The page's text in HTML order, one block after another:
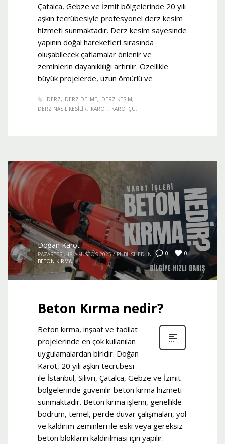
Çatalca, Gebze ve İzmit bölgelerinde 20 yılı
aşkın tecrübesiyle profesyonel derz kesim
hizmeti sunmaktadır. Derz kesim sayesinde
yapının doğal hareketleri sırasında
oluşabilecek çatlamalar önlenir ve
zeminlerin dayanıklılığı artırılır. Özellikle
büyük projelerde, uzun ömürlü ve
DERZ DERZ DELME
DERZ KESIM
DERZ NASIL KESILIR
KAROT KAROTÇU
0 0
Doğan Karot
PAZARTESI, 18 AĞUSTOS 2025 / PUBLISHED IN
BETON KIRMA
Beton Kırma nedir?
Beton kırma, inşaat ve tadilat
projelerinde en çok kullanılan
uygulamalardan biridir. Doğan
Karot, 20 yılı aşkın tecrübesi
ile İstanbul, Silivri, Çatalca, Gebze ve İzmit
bölgelerinde güvenilir beton kırma hizmeti
sunmaktadır. Beton kırma işlemi, genellikle
bodrum, temel, perde duvar çalışmaları, yol
ve kaldırım zeminleri ile eski veya gereksiz
beton blokların kaldırılması için yapılır.